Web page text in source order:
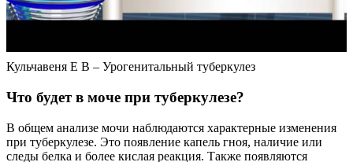
Кульчавеня Е В – Урогенитальный туберкулез
Что будет в моче при туберкулезе?
В общем анализе мочи наблюдаются характерные изменения
при туберкулезе. Это появление капель гноя, наличие или
следы белка и более кислая реакция. Также появляются